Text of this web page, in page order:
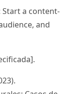
Start a content-
and